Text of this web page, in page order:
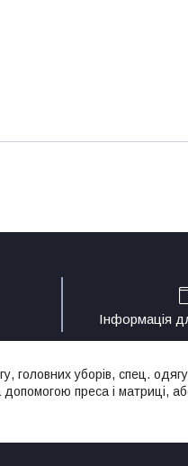
Інформація
головних уборів, спец.
преса і матриці,